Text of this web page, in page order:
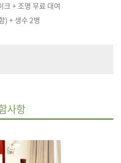
크 + 조명 무료 대여
) + 생수 2병
사항